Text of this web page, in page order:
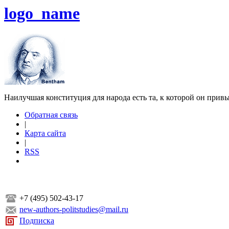
logo_name
Наилучшая конституция для народа есть та, к которой он
Обратная связь
|
Карта сайта
|
RSS
+7 (495) 502-43-17
new-authors-politstudies@mail.ru
Подписка